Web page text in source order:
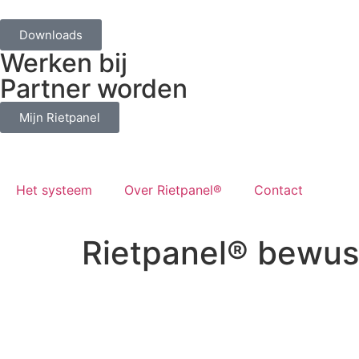
Downloads
Werken bij
Partner worden
Mijn Rietpanel
Het systeem Over Rietpanel® Contact
Rietpanel®